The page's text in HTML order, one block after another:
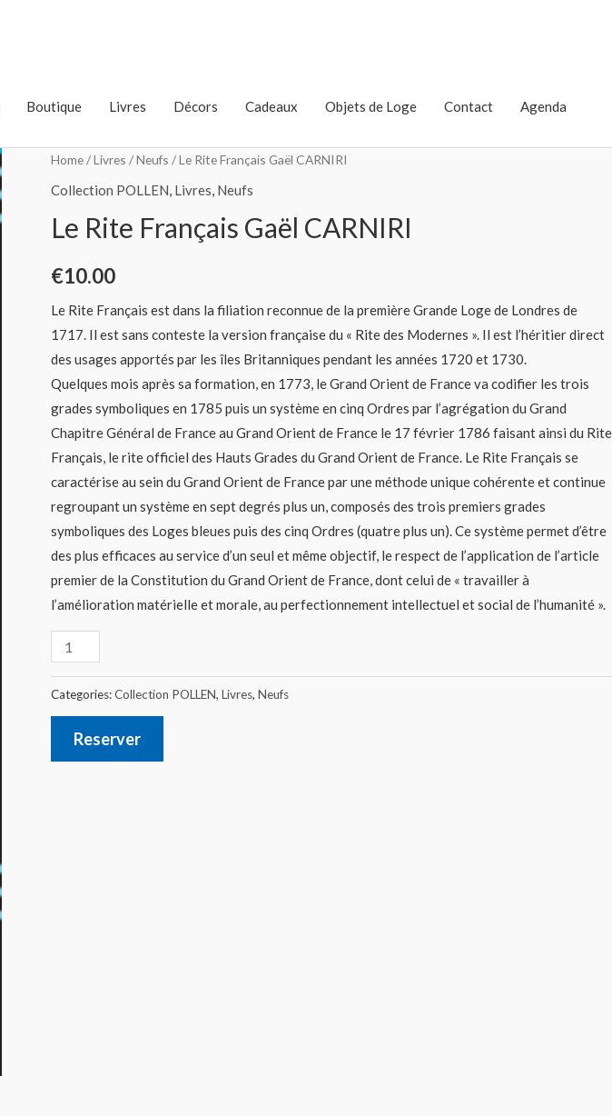
Boutique Livres Décors Cadeaux Objets de Loge Contact Agenda
Home/Livres /Neufs / Le Rite Français Gaël CARNIRI
Collection POLLEN, Livres, Neufs
Le Rite Français Gaël CARNIRI
€10.00
Le Rite Français est dans la filiation reconnue de la première Grande Loge de Londres de
1717. Il est sans conteste la version française du « Rite des Modernes ». Il est l’héritier direct
des usages apportés par les îles Britanniques pendant les années 1720 et 1730.
Quelques mois après sa formation, en 1773, le Grand Orient de France va codifier les trois
grades symboliques en 1785 puis un système en cinq Ordres par l’agrégation du Grand
Chapitre Général de France au Grand Orient de France le 17 février 1786 faisant ainsi du Rite
Français, le rite officiel des Hauts Grades du Grand Orient de France. Le Rite Français se
caractérise au sein du Grand Orient de France par une méthode unique cohérente et continue
regroupant un système en sept degrés plus un, composés des trois premiers grades
symboliques des Loges bleues puis des cinq Ordres (quatre plus un). Ce système permet d’être
des plus efficaces au service d’un seul et même objectif, le respect de l’application de l’article
premier de la Constitution du Grand Orient de France, dont celui de « travailler à
l’amélioration matérielle et morale, au perfectionnement intellectuel et social de l’humanité ».
Categories:Collection POLLEN, Livres, Neufs
Reserver